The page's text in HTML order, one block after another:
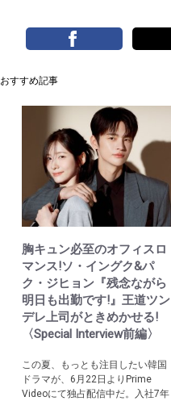
おすすめ記事
胸キュン必至のオフィスロ
マンス!ソ・イングク&パ
ク・ジヒョン『残念ながら
明日も出勤です!』王道ツン
デレ上司がときめかせる!
〈Special Interview前編〉
この夏、もっとも注目したい韓国
ドラマが、6月22日よりPrime
Videoにて独占配信中だ。入社7年